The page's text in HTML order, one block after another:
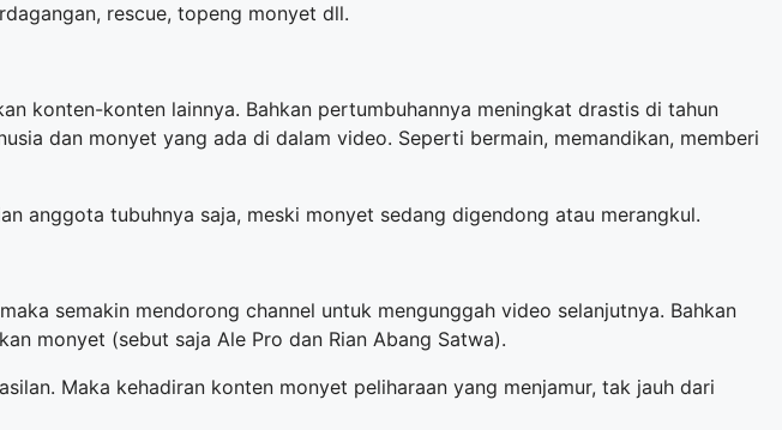
rescue, topeng monyet dll.
konten-konten lainnya. Bahkan pertumbuhannya meningkat drastis di tahun
dan monyet yang ada di dalam video. Seperti bermain, memandikan, memberi
anggota tubuhnya saja, meski monyet sedang digendong atau merangkul.
semakin mendorong channel untuk mengunggah video selanjutnya. Bahkan
monyet (sebut saja Ale Pro dan Rian Abang Satwa).
Maka kehadiran konten monyet peliharaan yang menjamur, tak jauh dari